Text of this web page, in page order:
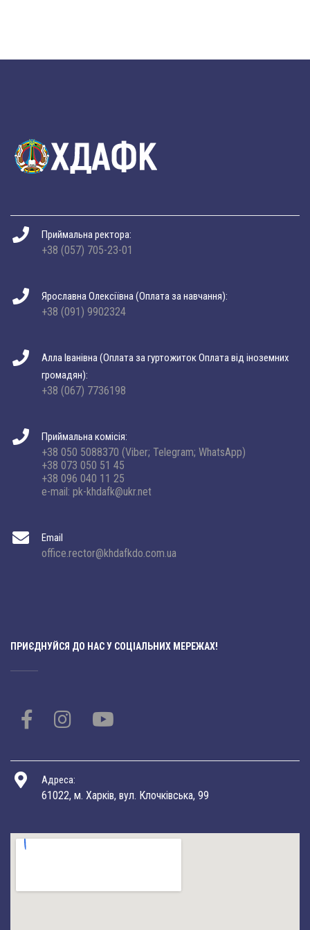
Приймальна ректора:
+38 (057) 705-23-01
Ярославна Олексіївна (Оплата за навчання):
+38 (091) 9902324
Алла Іванівна (Оплата за гуртожиток Оплата від іноземних
громадян):
+38 (067) 7736198
Приймальна комісія:
+38 050 5088370 (Viber; Telegram; WhatsApp)
+38 073 050 51 45
+38 096 040 11 25
e-mail: pk-khdafk@ukr.net
Email
office.rector@khdafkdo.com.ua
ПРИЄДНУЙСЯ ДО НАС У СОЦІАЛЬНИХ МЕРЕЖАХ!
Адреса:
61022, м. Харків, вул. Клочківська, 99